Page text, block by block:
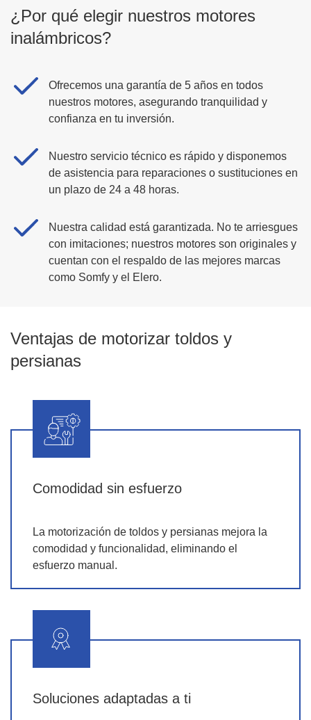
¿Por qué elegir nuestros motores
inalámbricos?
Ofrecemos una garantía de 5 años en todos
nuestros motores, asegurando tranquilidad y
confianza en tu inversión.
Nuestro servicio técnico es rápido y disponemos
de asistencia para reparaciones o sustituciones en
un plazo de 24 a 48 horas.
Nuestra calidad está garantizada. No te arriesgues
con imitaciones; nuestros motores son originales y
cuentan con el respaldo de las mejores marcas
como Somfy y el Elero.
Ventajas de motorizar toldos y
persianas
Comodidad sin esfuerzo
La motorización de toldos y persianas mejora la
comodidad y funcionalidad, eliminando el
esfuerzo manual.
Soluciones adaptadas a ti